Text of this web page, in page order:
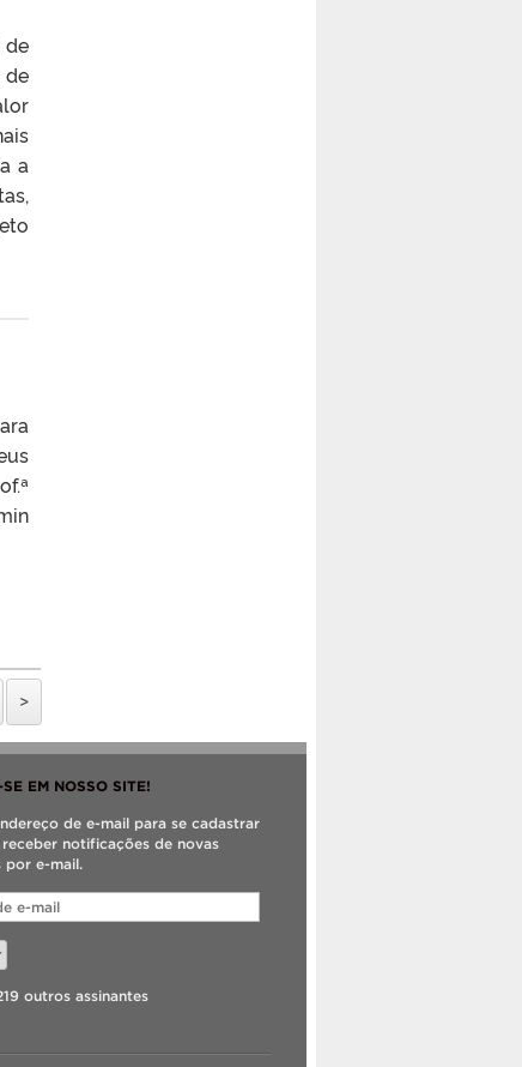
de
de
a
>
EM NOSSO SITE!
de e-mail para se cadastrar
receber notificações de novas
por e-mail.
outros assinantes